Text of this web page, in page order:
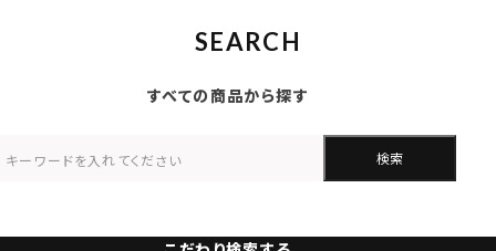
SEARCH
すべての商品から探す
検索